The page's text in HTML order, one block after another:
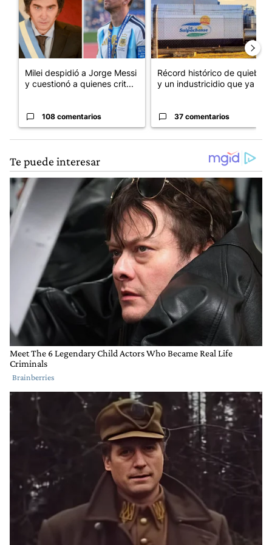
Milei despidió a Jorge Messi
y cuestionó a quienes crit...
108 comentarios
Récord histórico de quiebras
y un industricidio que ya ...
37 comentarios